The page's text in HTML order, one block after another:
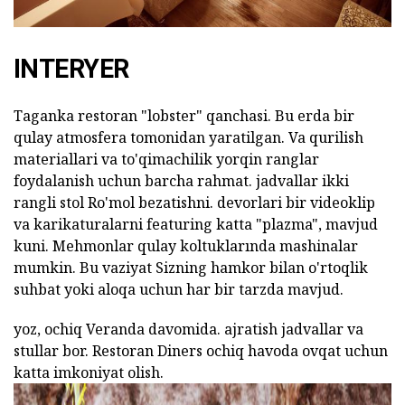
INTERYER
Taganka restoran "lobster" qanchasi. Bu erda bir
qulay atmosfera tomonidan yaratilgan. Va qurilish
materiallari va to'qimachilik yorqin ranglar
foydalanish uchun barcha rahmat. jadvallar ikki
rangli stol Ro'mol bezatishni. devorlari bir videoklip
va karikaturalarni featuring katta "plazma", mavjud
kuni. Mehmonlar qulay koltuklarında mashinalar
mumkin. Bu vaziyat Sizning hamkor bilan o'rtoqlik
suhbat yoki aloqa uchun har bir tarzda mavjud.
yoz, ochiq Veranda davomida. ajratish jadvallar va
stullar bor. Restoran Diners ochiq havoda ovqat uchun
katta imkoniyat olish.